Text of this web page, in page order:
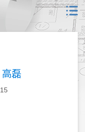
高磊
15